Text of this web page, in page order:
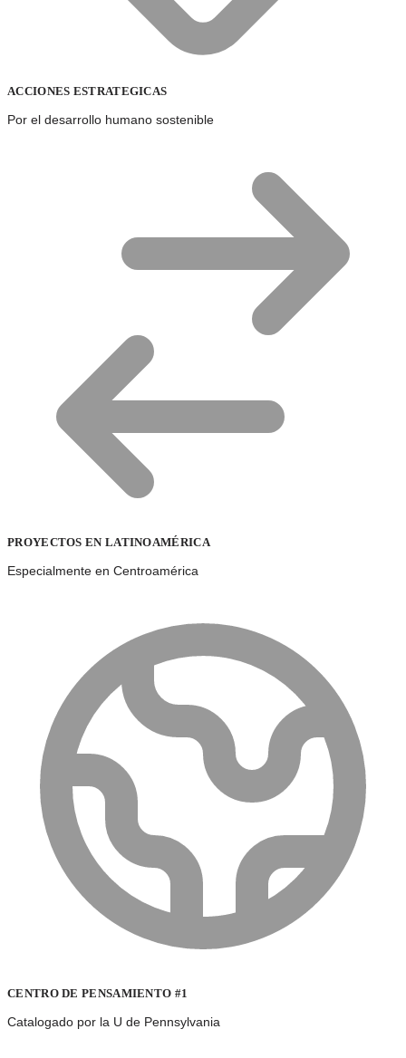
ACCIONES ESTRATEGICAS
Por el desarrollo humano sostenible
PROYECTOS EN LATINOAMÉRICA
Especialmente en Centroamérica
CENTRO DE PENSAMIENTO #1
Catalogado por la U de Pennsylvania